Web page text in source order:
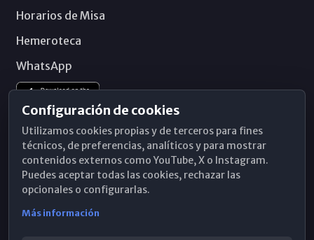
Horarios de Misa
Hemeroteca
WhatsApp
Configuración de cookies
Utilizamos cookies propias y de terceros para fines
técnicos, de preferencias, analíticos y para mostrar
contenidos externos como YouTube, X o Instagram.
Puedes aceptar todas las cookies, rechazar las
opcionales o configurarlas.
Más información